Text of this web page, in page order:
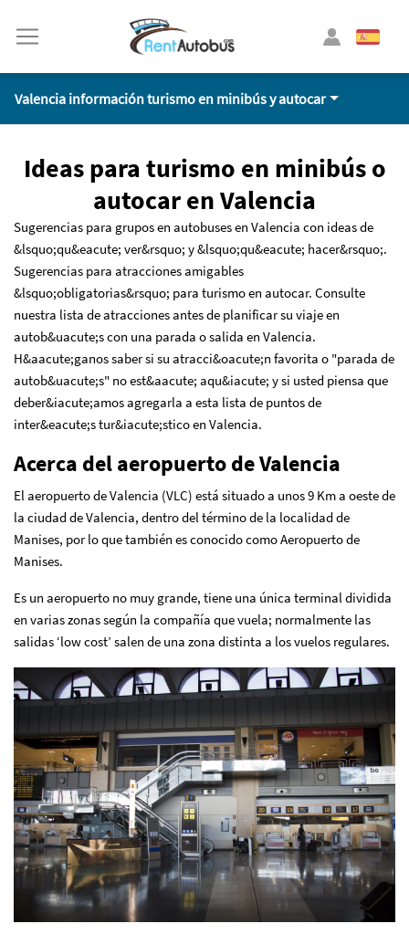
Valencia información turismo en minibús y autocar
Ideas para turismo en minibús o
autocar en Valencia
Sugerencias para grupos en autobuses en Valencia con ideas de
&lsquo;qu&eacute; ver&rsquo; y &lsquo;qu&eacute; hacer&rsquo;.
Sugerencias para atracciones amigables
&lsquo;obligatorias&rsquo; para turismo en autocar. Consulte
nuestra lista de atracciones antes de planificar su viaje en
autob&uacute;s con una parada o salida en Valencia.
H&aacute;ganos saber si su atracci&oacute;n favorita o "parada de
autob&uacute;s" no est&aacute; aqu&iacute; y si usted piensa que
deber&iacute;amos agregarla a esta lista de puntos de
inter&eacute;s tur&iacute;stico en Valencia.
Acerca del aeropuerto de Valencia
El aeropuerto de Valencia (VLC) está situado a unos 9 Km a oeste de
la ciudad de Valencia, dentro del término de la localidad de
Manises, por lo que también es conocido como Aeropuerto de
Manises.
Es un aeropuerto no muy grande, tiene una única terminal dividida
en varias zonas según la compañía que vuela; normalmente las
salidas ‘low cost’ salen de una zona distinta a los vuelos regulares.